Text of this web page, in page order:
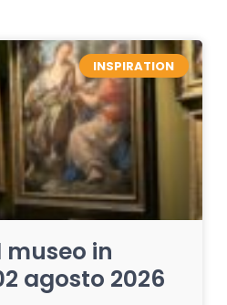
INSPIRATION
in
agosto 2026